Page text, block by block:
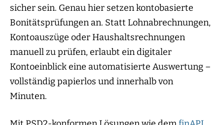
sicher sein. Genau hier setzen kontobasierte
Bonitätsprüfungen an. Statt Lohnabrechnungen,
Kontoauszüge oder Haushaltsrechnungen
manuell zu prüfen, erlaubt ein digitaler
Kontoeinblick eine automatisierte Auswertung –
vollständig papierlos und innerhalb von
Minuten.